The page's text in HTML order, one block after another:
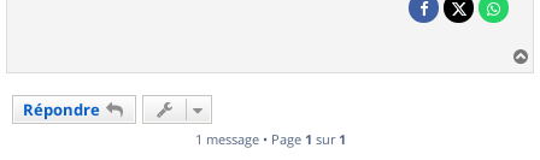
a
Répondre
1 message • Page 1 sur 1